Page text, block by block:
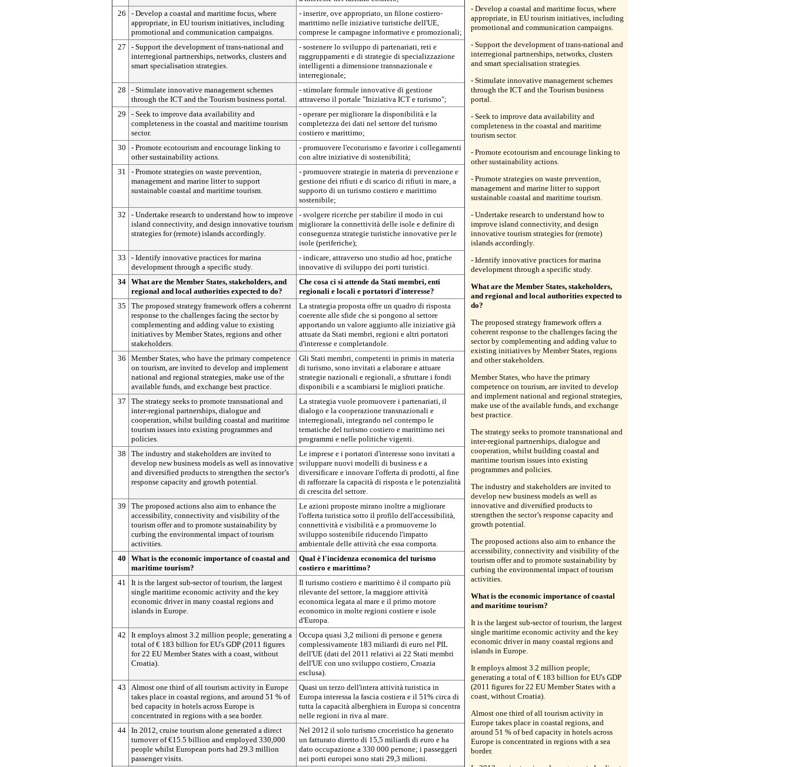
26
- Develop a coastal and maritime focus, where
appropriate, in EU tourism initiatives, including
promotional and communication campaigns.
- inserire, ove appropriato, un filone costiero-
marittimo nelle iniziative turistiche dell'UE,
comprese le campagne informative e promozionali;
27
- Support the development of trans-national and
interregional partnerships, networks, clusters and
smart specialisation strategies.
- sostenere lo sviluppo di partenariati, reti e
raggruppamenti e di strategie di specializzazione
intelligenti a dimensione transnazionale e
interregionale;
28
- Stimulate innovative management schemes
through the ICT and the Tourism business portal.
- stimolare formule innovative di gestione
attraverso il portale "Iniziativa ICT e turismo";
29
- Seek to improve data availability and
completeness in the coastal and maritime tourism
sector.
- operare per migliorare la disponibilità e la
completezza dei dati nel settore del turismo
costiero e marittimo;
30
- Promote ecotourism and encourage linking to
other sustainability actions.
- promuovere l'ecoturismo e favorire i collegamenti
con altre iniziative di sostenibilità;
31
- Promote strategies on waste prevention,
management and marine litter to support
sustainable coastal and maritime tourism.
- promuovere strategie in materia di prevenzione e
gestione dei rifiuti e di scarico di rifiuti in mare, a
supporto di un turismo costiero e marittimo
sostenibile;
32
- Undertake research to understand how to improve
island connectivity, and design innovative tourism
strategies for (remote) islands accordingly.
- svolgere ricerche per stabilire il modo in cui
migliorare la connettività delle isole e definire di
conseguenza strategie turistiche innovative per le
isole (periferiche);
33
- Identify innovative practices for marina
development through a specific study.
- indicare, attraverso uno studio ad hoc, pratiche
innovative di sviluppo dei porti turistici.
34 What are the Member States, stakeholders, and
regional and local authorities expected to do?
Che cosa ci si attende da Stati membri, enti
regionali e locali e portatori d'interesse?
35
The proposed strategy framework offers a coherent
response to the challenges facing the sector by
complementing and adding value to existing
initiatives by Member States, regions and other
stakeholders.
La strategia proposta offre un quadro di risposta
coerente alle sfide che si pongono al settore
apportando un valore aggiunto alle iniziative già
attuate da Stati membri, regioni e altri portatori
d'interesse e completandole.
36
Member States, who have the primary competence
on tourism, are invited to develop and implement
national and regional strategies, make use of the
available funds, and exchange best practice.
Gli Stati membri, competenti in primis in materia
di turismo, sono invitati a elaborare e attuare
strategie nazionali e regionali, a sfruttare i fondi
disponibili e a scambiarsi le migliori pratiche.
37
The strategy seeks to promote transnational and
inter-regional partnerships, dialogue and
cooperation, whilst building coastal and maritime
tourism issues into existing programmes and
policies.
La strategia vuole promuovere i partenariati, il
dialogo e la cooperazione transnazionali e
interregionali, integrando nel contempo le
tematiche del turismo costiero e marittimo nei
programmi e nelle politiche vigenti.
38
The industry and stakeholders are invited to
develop new business models as well as innovative
and diversified products to strengthen the sector’s
response capacity and growth potential.
Le imprese e i portatori d'interesse sono invitati a
sviluppare nuovi modelli di business e a
diversificare e innovare l'offerta di prodotti, al fine
di rafforzare la capacità di risposta e le potenzialità
di crescita del settore.
39
The proposed actions also aim to enhance the
accessibility, connectivity and visibility of the
tourism offer and to promote sustainability by
curbing the environmental impact of tourism
activities.
Le azioni proposte mirano inoltre a migliorare
l'offerta turistica sotto il profilo dell'accessibilità,
connettività e visibilità e a promuoverne lo
sviluppo sostenibile riducendo l'impatto
ambientale delle attività che essa comporta.
40
What is the economic importance of coastal and
maritime tourism?
Qual è l'incidenza economica del turismo
costiero e marittimo?
41
It is the largest sub-sector of tourism, the largest
single maritime economic activity and the key
economic driver in many coastal regions and
islands in Europe.
Il turismo costiero e marittimo è il comparto più
rilevante del settore, la maggiore attività
economica legata al mare e il primo motore
economico in molte regioni costiere e isole
d'Europa.
42
It employs almost 3.2 million people; generating a
total of € 183 billion for EU's GDP (2011 figures
for 22 EU Member States with a coast, without
Croatia).
Occupa quasi 3,2 milioni di persone e genera
complessivamente 183 miliardi di euro nel PIL
dell'UE (dati del 2011 relativi ai 22 Stati membri
dell'UE con uno sviluppo costiero, Croazia
esclusa).
43
Almost one third of all tourism activity in Europe
takes place in coastal regions, and around 51 % of
bed capacity in hotels across Europe is
concentrated in regions with a sea border.
Quasi un terzo dell'intera attività turistica in
Europa interessa la fascia costiera e il 51% circa di
tutta la capacità alberghiera in Europa si concentra
nelle regioni in riva al mare.
44 In 2012, cruise tourism alone generated a direct
turnover of €15.5 billion and employed 330,000
people whilst European ports had 29.3 million
passenger visits.
Nel 2012 il solo turismo croceristico ha generato
un fatturato diretto di 15,5 miliardi di euro e ha
dato occupazione a 330 000 persone; i passeggeri
nei porti europei sono stati 29,3 milioni.
- Develop a coastal and maritime focus, where
appropriate, in EU tourism initiatives, including
promotional and communication campaigns.
- Support the development of trans-national and
interregional partnerships, networks, clusters
and smart specialisation strategies.
- Stimulate innovative management schemes
through the ICT and the Tourism business
portal.
- Seek to improve data availability and
completeness in the coastal and maritime
tourism sector.
- Promote ecotourism and encourage linking to
other sustainability actions.
- Promote strategies on waste prevention,
management and marine litter to support
sustainable coastal and maritime tourism.
- Undertake research to understand how to
improve island connectivity, and design
innovative tourism strategies for (remote)
islands accordingly.
- Identify innovative practices for marina
development through a specific study.
What are the Member States, stakeholders,
and regional and local authorities expected to
do?
The proposed strategy framework offers a
coherent response to the challenges facing the
sector by complementing and adding value to
existing initiatives by Member States, regions
and other stakeholders.
Member States, who have the primary
competence on tourism, are invited to develop
and implement national and regional strategies,
make use of the available funds, and exchange
best practice.
The strategy seeks to promote transnational and
inter-regional partnerships, dialogue and
cooperation, whilst building coastal and
maritime tourism issues into existing
programmes and policies.
The industry and stakeholders are invited to
develop new business models as well as
innovative and diversified products to
strengthen the sector’s response capacity and
growth potential.
The proposed actions also aim to enhance the
accessibility, connectivity and visibility of the
tourism offer and to promote sustainability by
curbing the environmental impact of tourism
activities.
What is the economic importance of coastal
and maritime tourism?
It is the largest sub-sector of tourism, the largest
single maritime economic activity and the key
economic driver in many coastal regions and
islands in Europe.
It employs almost 3.2 million people;
generating a total of € 183 billion for EU's GDP
(2011 figures for 22 EU Member States with a
coast, without Croatia).
Almost one third of all tourism activity in
Europe takes place in coastal regions, and
around 51 % of bed capacity in hotels across
Europe is concentrated in regions with a sea
border.